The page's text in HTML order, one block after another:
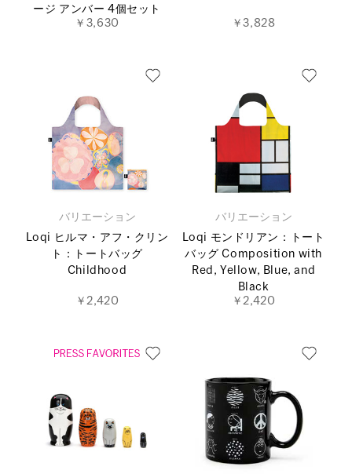
ージ アンバー 4個セット
￥3,630
￥3,828
バリエーション
Loqi ヒルマ・アフ・クリン
ト：トートバッグ
Childhood
￥2,420
バリエーション
Loqi モンドリアン：トート
バッグ Composition with
Red, Yellow, Blue, and
Black
￥2,420